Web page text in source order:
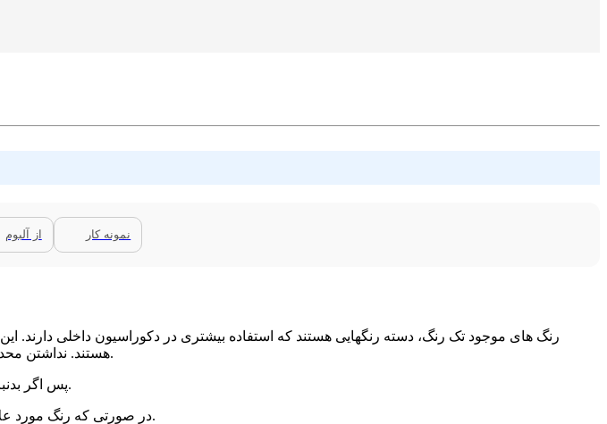
از آلبوم نمونه کار
رنگ های موجود تک رنگ، دسته رنگهایی هستند که استفاده بیشتری در دکوراسیون داخلی دارند.
هستند. نداشتن محدودیت رنگ بر روی پرده از معیارهای مهم بشمار می آید که باعث پیشرفت در چیدمان دکوراسیون است.
پس اگر بدنبال رنگ دلخواه خود هستید از بخش آرشیو رنگ های نووا رنگ مورد علاقه خود را براحتی پیدا خواهید کرد.
در صورتی که رنگ مورد علاقه شما موجود نیست از قسمت آپلود طرح رنگ و یا کد رنگ مورد نظر خود را برای ما ارسال بفرما یید.